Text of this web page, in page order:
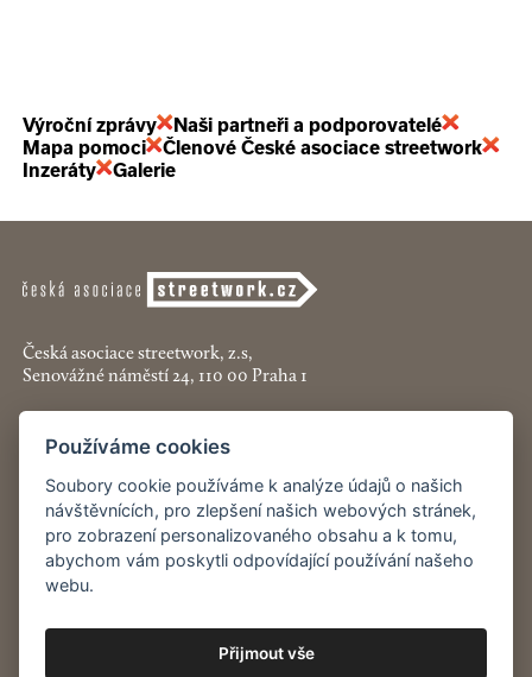
Výroční zprávy
Naši partneři a podporovatelé
Mapa pomoci
Členové České asociace streetwork
Inzeráty
Galerie
Česká asociace streetwork, z.s,
Senovážné náměstí 24, 110 00 Praha 1
+420 774 913 777
asociace@streetwork.cz
Nastavení cookies
Restartshop.cz
Pracenaulici.cz
Používáme cookies
Soubory cookie používáme k analýze údajů o našich
návštěvnících, pro zlepšení našich webových stránek,
pro zobrazení personalizovaného obsahu a k tomu,
abychom vám poskytli odpovídající používání našeho
webu.
Přijmout vše